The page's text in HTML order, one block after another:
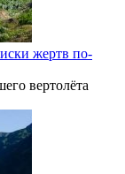
жертв по-
вертолёта